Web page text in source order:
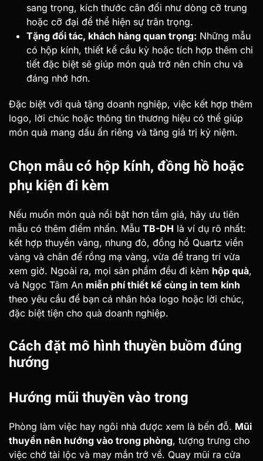
sang trọng, kích thước cân đối như dòng cỡ trung
hoặc cỡ đại để thể hiện sự trân trọng.
Tặng đối tác, khách hàng quan trọng: Những mẫu
có hộp kính, thiết kế cầu kỳ hoặc tích hợp thêm chi
tiết đặc biệt sẽ giúp món quà trở nên chỉn chu và
đáng nhớ hơn.
Đặc biệt với quà tặng doanh nghiệp, việc kết hợp thêm
logo, lời chúc hoặc thông tin thương hiệu có thể giúp
món quà mang dấu ấn riêng và tăng giá trị kỷ niệm.
Chọn mẫu có hộp kính, đồng hồ hoặc
phụ kiện đi kèm
Nếu muốn món quà nổi bật hơn tầm giá, hãy ưu tiên
mẫu có thêm điểm nhấn. Mẫu TB-DH là ví dụ rõ nhất:
kết hợp thuyền vàng, nhung đỏ, đồng hồ Quartz viền
vàng và chân đế rồng mạ vàng, vừa để trang trí vừa
xem giờ. Ngoài ra, mọi sản phẩm đều đi kèm hộp quà,
và Ngọc Tâm An miễn phí thiết kế cùng in tem kính
theo yêu cầu để bạn cá nhân hóa logo hoặc lời chúc,
đặc biệt tiện cho quà doanh nghiệp.
Cách đặt mô hình thuyền buồm đúng
hướng
Hướng mũi thuyền vào trong
Phòng làm việc hay ngôi nhà được xem là bến đỗ. Mũi
thuyền nên hướng vào trong phòng, tượng trưng cho
việc chở tài lộc và may mắn trở về. Quay mũi ra cửa